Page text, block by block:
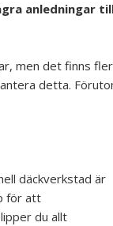
men det finns
detta.
däckverkstad är
för att
du allt